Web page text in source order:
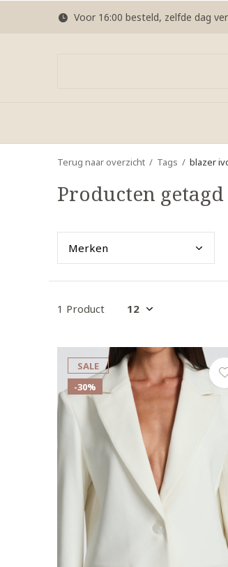
Voor 16:00 besteld, zelfde dag
Terug naar overzicht Tags blazer
Producten
Merken
1 Product
SALE
-30%